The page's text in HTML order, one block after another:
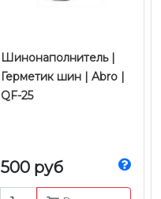
Шинонаполнитель |
Герметик шин | Abro |
QF-25
500 руб